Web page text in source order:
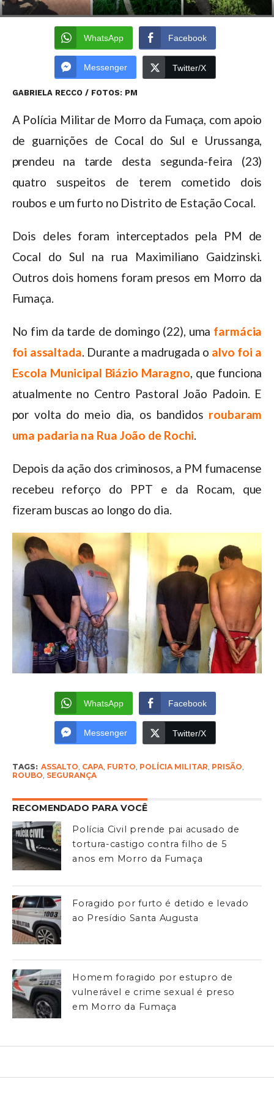
WhatsApp Facebook
Messenger Twitter/X
GABRIELA RECCO / FOTOS: PM
A Polícia Militar de Morro da Fumaça, com apoio
de guarnições de Cocal do Sul e Urussanga,
prendeu na tarde desta segunda-feira (23)
quatro suspeitos de terem cometido dois
roubos e um furto no Distrito de Estação Cocal.
Dois deles foram interceptados pela PM de
Cocal do Sul na rua Maximiliano Gaidzinski.
Outros dois homens foram presos em Morro da
Fumaça.
No fim da tarde de domingo (22), uma farmácia
foi assaltada. Durante a madrugada o alvo foi a
Escola Municipal Biázio Maragno, que funciona
atualmente no Centro Pastoral João Padoin. E
por volta do meio dia, os bandidos roubaram
uma padaria na Rua João de Rochi.
Depois da ação dos criminosos, a PM fumacense
recebeu reforço do PPT e da Rocam, que
fizeram buscas ao longo do dia.
WhatsApp Facebook
Messenger Twitter/X
TAGS: ASSALTO, CAPA, FURTO, POLÍCIA MILITAR, PRISÃO,
ROUBO, SEGURANÇA
RECOMENDADO PARA VOCÊ
Polícia Civil prende pai acusado de
tortura-castigo contra filho de 5
anos em Morro da Fumaça
Foragido por furto é detido e levado
ao Presídio Santa Augusta
Homem foragido por estupro de
vulnerável e crime sexual é preso
em Morro da Fumaça